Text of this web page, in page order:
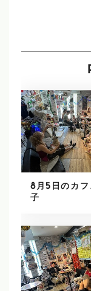
8月5日のカフ
子